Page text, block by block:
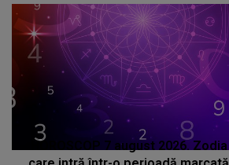
HOROSCOP 7 august 2026. Zodia